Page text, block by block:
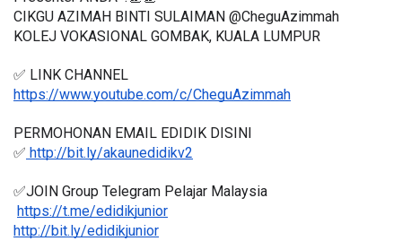
CIKGU AZIMAH BINTI SULAIMAN @CheguAzimmah
KOLEJ VOKASIONAL GOMBAK, KUALA LUMPUR
✅ LINK CHANNEL
https://www.youtube.com/c/CheguAzimmah
PERMOHONAN EMAIL EDIDIK DISINI
✅ http://bit.ly/akaunedidikv2
✅JOIN Group Telegram Pelajar Malaysia
https://t.me/edidikjunior
http://bit.ly/edidikjunior